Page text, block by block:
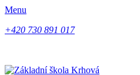
Menu
+420 730 891 017